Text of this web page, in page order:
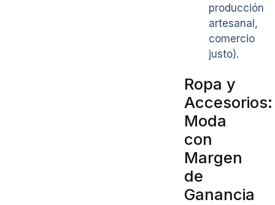
producción
artesanal,
comercio
justo).
Ropa y
Accesorios:
Moda
con
Margen
de
Ganancia